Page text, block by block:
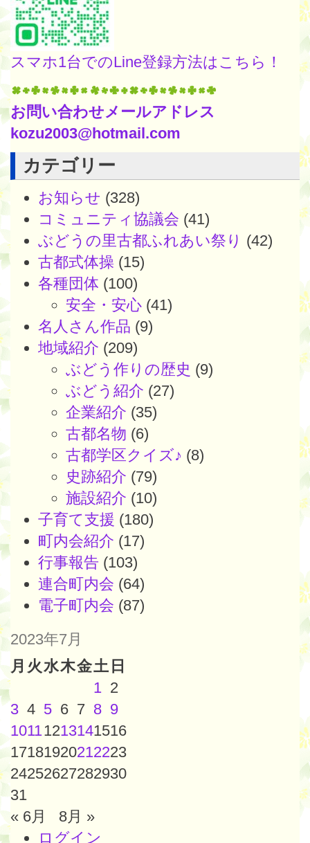
スマホ1台でのLine登録方法はこちら！
お問い合わせメールアドレス
kozu2003@hotmail.com
カテゴリー
お知らせ (328)
コミュニティ協議会 (41)
ぶどうの里古都ふれあい祭り (42)
古都式体操 (15)
各種団体 (100)
安全・安心 (41)
名人さん作品 (9)
地域紹介 (209)
ぶどう作りの歴史 (9)
ぶどう紹介 (27)
企業紹介 (35)
古都名物 (6)
古都学区クイズ♪ (8)
史跡紹介 (79)
施設紹介 (10)
子育て支援 (180)
町内会紹介 (17)
行事報告 (103)
連合町内会 (64)
電子町内会 (87)
2023年7月
月 火水木金土 日
1 2
3 4 5 6 7 8 9
10111213141516
17181920212223
24252627282930
31
« 6月
8月 »
ログイン